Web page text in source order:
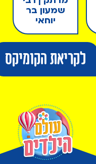
שמעון בר
יוחאי
לקריאת הקומיקס